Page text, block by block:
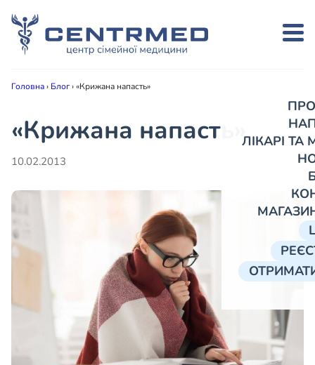
ЛІКАРІ
Головна› Блог›«Крижана напасть»
«Крижана напасть»
10.02.2013